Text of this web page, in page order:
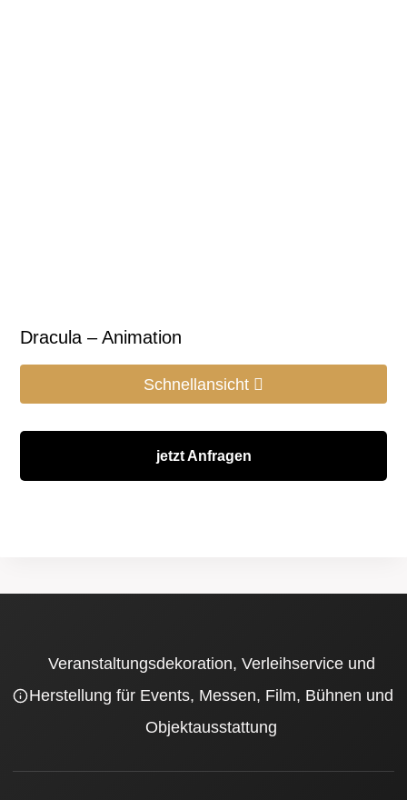
Dracula – Animation
Schnellansicht
jetzt Anfragen
Veranstaltungsdekoration, Verleihservice und
Herstellung für Events, Messen, Film, Bühnen und
Objektausstattung